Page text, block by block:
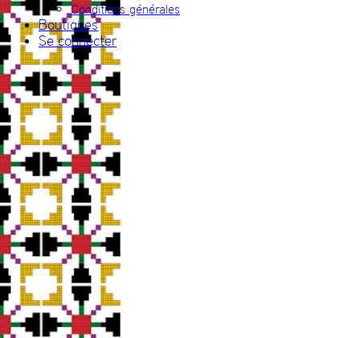
Conditions générales
Boutiques
Se connecter